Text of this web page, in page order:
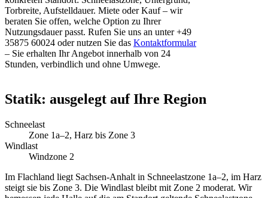
Torbreite, Aufstelldauer. Miete oder Kauf – wir
beraten Sie offen, welche Option zu Ihrer
Nutzungsdauer passt. Rufen Sie uns an unter +49
35875 60024 oder nutzen Sie das Kontaktformular
– Sie erhalten Ihr Angebot innerhalb von 24
Stunden, verbindlich und ohne Umwege.
Statik: ausgelegt auf Ihre Region
Schneelast
Zone 1a–2, Harz bis Zone 3
Windlast
Windzone 2
Im Flachland liegt Sachsen-Anhalt in Schneelastzone 1a–2, im Harz
steigt sie bis Zone 3. Die Windlast bleibt mit Zone 2 moderat. Wir